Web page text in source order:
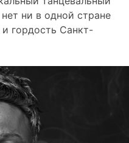
ни в одной стране
гордость Санкт-